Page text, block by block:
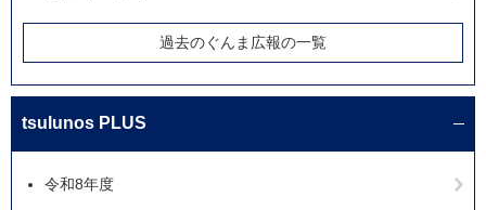
過去のぐんま広報の一覧
tsulunos PLUS
令和8年度